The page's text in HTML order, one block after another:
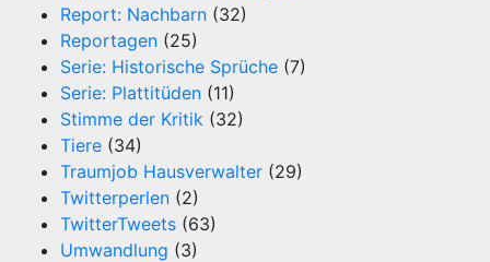
Report: Nachbarn (32)
Reportagen (25)
Serie: Historische Sprüche (7)
Serie: Plattitüden (11)
Stimme der Kritik (32)
Tiere (34)
Traumjob Hausverwalter (29)
Twitterperlen (2)
TwitterTweets (63)
Umwandlung (3)